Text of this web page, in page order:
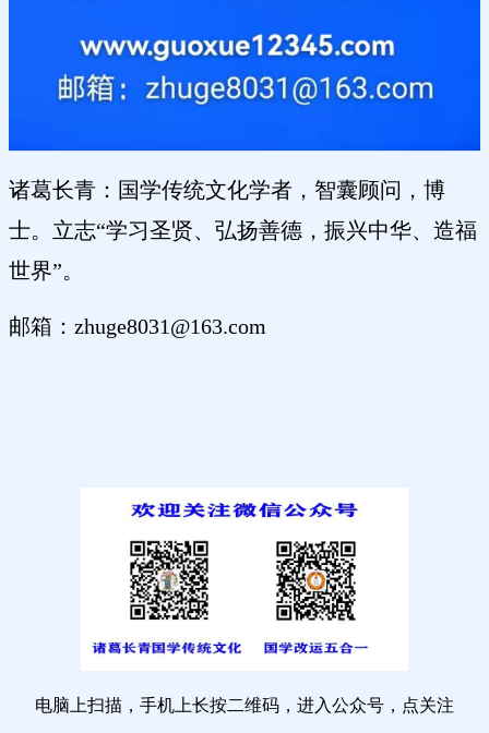
诸葛长青：国学传统文化学者，智囊顾问，博
士。立志“学习圣贤、弘扬善德，振兴中华、造福
世界”。
邮箱： zhuge8031@163.com
电脑上扫描，手机上长按二维码，进入公众号，点关注